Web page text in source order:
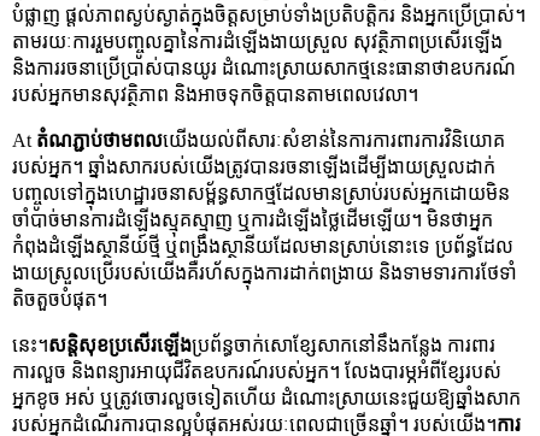
បំផ្លាញ ផ្តល់ភាពស្ងប់ស្ងាត់ក្នុងចិត្តសម្រាប់ទាំងប្រតិបត្តិករ និងអ្នកប្រើប្រាស់។
តាមរយៈការរួមបញ្ចូលគ្នានៃការដំឡើងងាយស្រួល សុវត្ថិភាពប្រសើរឡើង
និងការរចនាប្រើប្រាស់បានយូរ ដំណោះស្រាយសាកថ្មនេះធានាថាឧបករណ៍
របស់អ្នកមានសុវត្ថិភាព និងអាចទុកចិត្តបានតាមពេលវេលា។
At តំណភ្ជាប់ថាមពលយើងយល់ពីសារៈសំខាន់នៃការការពារការវិនិយោគ
របស់អ្នក។ ឆ្នាំងសាករបស់យើងត្រូវបានរចនាឡើងដើម្បីងាយស្រួលដាក់
បញ្ចូលទៅក្នុងហេដ្ឋារចនាសម្ព័ន្ធសាកថ្មដែលមានស្រាប់របស់អ្នកដោយមិន
ចាំបាច់មានការដំឡើងស្មុគស្មាញ ឬការដំឡើងថ្លៃដើមឡើយ។ មិនថាអ្នក
កំពុងដំឡើងស្ថានីយ៍ថ្មី ឬពង្រឹងស្ថានីយដែលមានស្រាប់នោះទេ ប្រព័ន្ធដែល
ងាយស្រួលប្រើរបស់យើងគឺរហ័សក្នុងការដាក់ពង្រាយ និងទាមទារការថែទាំ
តិចតួចបំផុត។
នេះ។សន្តិសុខប្រសើរឡើងប្រព័ន្ធចាក់សោខ្សែសាកនៅនឹងកន្លែង ការពារ
ការលួច និងពន្យារអាយុជីវិតឧបករណ៍របស់អ្នក។ លែងបារម្ភអំពីខ្សែរបស់
អ្នកខូច អស់ ឬត្រូវចោរលួចទៀតហើយ ដំណោះស្រាយនេះជួយឱ្យឆ្នាំងសាក
របស់អ្នកដំណើរការបានល្អបំផុតអស់រយៈពេលជាច្រើនឆ្នាំ។ របស់យើង។ការ